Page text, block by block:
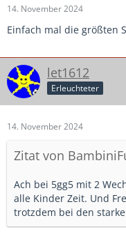
14. November 2024
Einfach mal die größten
let1612
Erleuchteter
14. November 2024
Zitat von
Ach bei 5gg5 mit 2
alle Kinder Zeit. Und
trotzdem bei den